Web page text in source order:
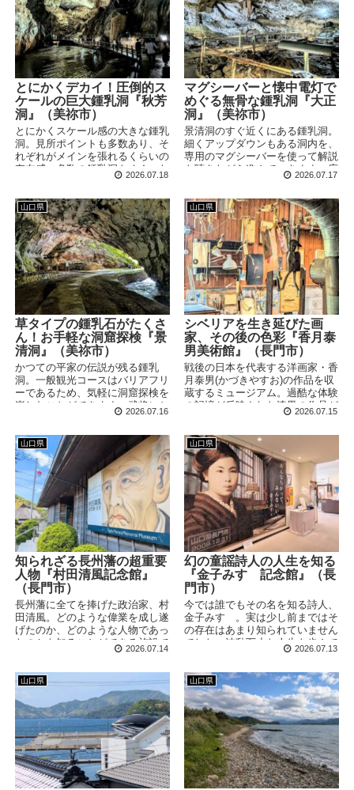
とにかくデカイ！圧倒的ス
ケールの巨大鍾乳洞『秋芳
洞』（美祢市）
とにかくスケール感の大きな鍾乳
洞。見所ポイントも多数あり、そ
れぞれがメインを張れるくらいの
存在感。多数の鍾乳洞をめぐった
後に訪ねると、その凄さを改めて
2026.07.18
マグシーバーと懐中電灯で
めぐる無骨な鍾乳洞『大正
洞』（美祢市）
景清洞のすぐ近くにある鍾乳洞。
細くアップダウンもある洞内を、
専用のマグシーバーを使って解説
を聴きながら進んでいきます。序
盤は真面目な雰囲気ですが、終盤
2026.07.17
山口県
草タイプの鍾乳石がたくさ
ん！お手軽な洞窟探検『景
清洞』（美祢市）
かつての平家の伝説が残る鍾乳
洞。一般観光コースはバリアフリ
ーであるため、気軽に洞窟探検を
楽しむことができます。武将にち
なんだ名前が付けられた鍾乳石が
が、途中から思わぬ方向へと切り
替わっていきます。
2026.07.16
山口県
シベリアを生き延びた画
家、その後の色彩『香月泰
男美術館』（長門市）
戦後の日本を代表する洋画家・香
月泰男(かづきやすお)の作品を収
蔵するミュージアム。過酷な体験
の記憶が反映された漆黒の作品が
代表作ですが、その後は鮮やかな
つ意味を改めて考えさせられる美
術館です。
2026.07.15
山口県
知られざる長州藩の超重要
人物『村田清風記念館』
（長門市）
長州藩に全てを捧げた政治家、村
田清風。どのような偉業を成し遂
げたのか、どのような人物であっ
たのかを知ることができる施設で
す。幕末に活躍した長州藩士たち
その答えはここにあります！
2026.07.14
山口県
幻の童謡詩人の人生を知る
『金子みすゞ記念館』（長
門市）
今では誰でもその名を知る詩人、
金子みすゞ。実は少し前まではそ
の存在はあまり知られていません
でした。波乱万丈な人生を歩んで
きた彼女の生き様と、それとは対
を感じることができるスポットで
す。
2026.07.13
山口県 山口県